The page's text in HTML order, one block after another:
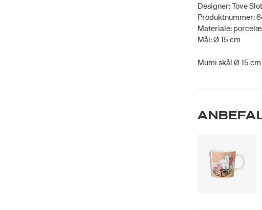
Designer: Tove
Produktnummer:
Materiale:
Mål: Ø 15 cm
Mumi skål Ø 15